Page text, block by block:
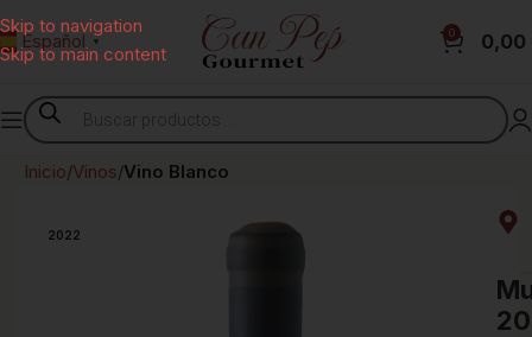
Skip to navigation
Skip to main content
Español ▼
0 0,00
Inicio Vinos Vino Blanco
2022